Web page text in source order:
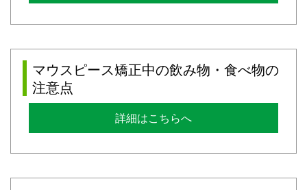
マウスピース矯正中の飲み物・食べ物の
注意点
詳細はこちらへ